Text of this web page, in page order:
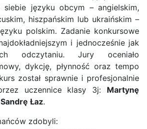
siebie języku obcym – angielskim,
hiszpańskim lub ukraińskim –
polskim. Zadanie konkursowe
i jednocześnie jak
odczytaniu. Jury oceniało
dykcję, płynność oraz tempo
został sprawnie i profesjonalnie
uczennice klasy 3j: Martynę
Sandrę Łaz.
zdobyli: